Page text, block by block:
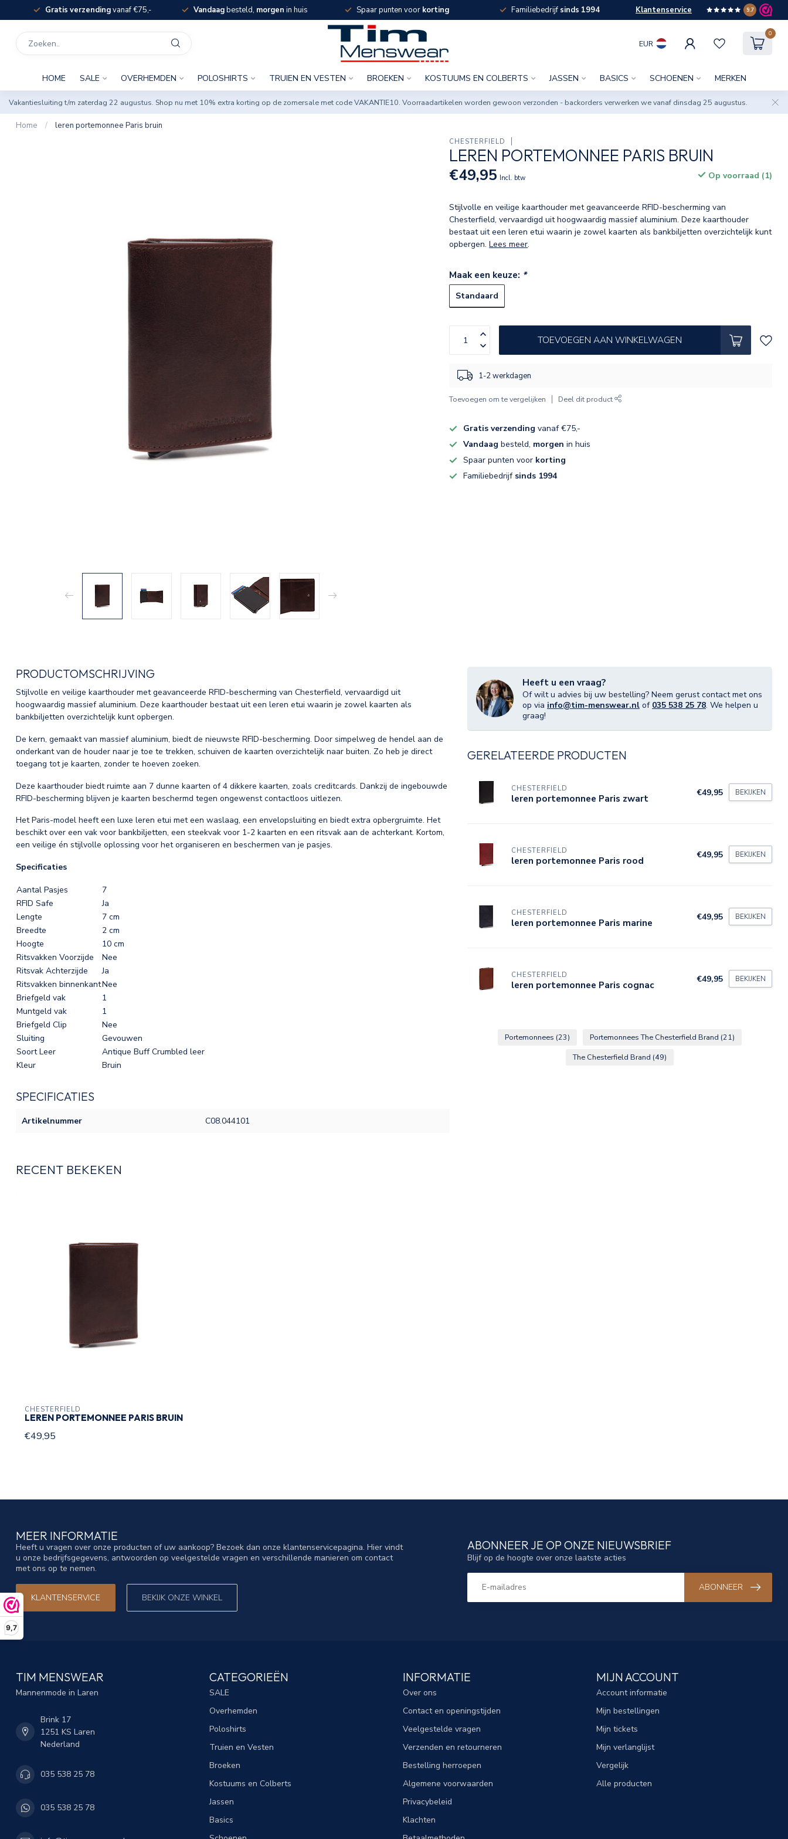
9,7
Gratis verzendingvanaf €75,- Vandaagbesteld, morgen in huis Spaar punten voor korting Familiebedrijf sinds 1994 Klantenservice 9.7
EUR
0
HOME SALE OVERHEMDEN POLOSHIRTS TRUIEN EN VESTEN BROEKEN KOSTUUMS EN COLBERTS JASSEN BASICS SCHOENEN MERKEN
Vakantiesluiting t/m zaterdag 22 augustus. Shop nu met 10% extra korting op de zomersale met code VAKANTIE10. Voorraadartikelen worden gewoon verzonden - backorders verwerken we vanaf dinsdag 25 augustus.
Home / leren portemonnee Paris bruin
CHESTERFIELD
LEREN PORTEMONNEE PARIS BRUIN
€49,95 Incl. btw Op voorraad (1)
Stijlvolle en veilige kaarthouder met geavanceerde RFID-bescherming van
Chesterfield, vervaardigd uit hoogwaardig massief aluminium. Deze kaarthouder
bestaat uit een leren etui waarin je zowel kaarten als bankbiljetten overzichtelijk kunt
opbergen.Lees meer.
Maak een keuze: *
Standaard
TOEVOEGEN AAN WINKELWAGEN
1-2 werkdagen
Toevoegen om te vergelijken Deel dit product
Gratis verzending vanaf €75,-
Vandaag besteld, morgen in huis
Spaar punten voor korting
Familiebedrijf sinds 1994
PRODUCTOMSCHRIJVING
Stijlvolle en veilige kaarthouder met geavanceerde RFID-bescherming van Chesterfield, vervaardigd uit
hoogwaardig massief aluminium. Deze kaarthouder bestaat uit een leren etui waarin je zowel kaarten als
bankbiljetten overzichtelijk kunt opbergen.
De kern, gemaakt van massief aluminium, biedt de nieuwste RFID-bescherming. Door simpelweg de hendel aan de
onderkant van de houder naar je toe te trekken, schuiven de kaarten overzichtelijk naar buiten. Zo heb je direct
toegang tot je kaarten, zonder te hoeven zoeken.
Deze kaarthouder biedt ruimte aan 7 dunne kaarten of 4 dikkere kaarten, zoals creditcards. Dankzij de ingebouwde
RFID-bescherming blijven je kaarten beschermd tegen ongewenst contactloos uitlezen.
Het Paris-model heeft een luxe leren etui met een waslaag, een envelopsluiting en biedt extra opbergruimte. Het
beschikt over een vak voor bankbiljetten, een steekvak voor 1-2 kaarten en een ritsvak aan de achterkant. Kortom,
een veilige én stijlvolle oplossing voor het organiseren en beschermen van je pasjes.
Specificaties
Aantal Pasjes
7
RFID Safe
Ja
Lengte
7 cm
Breedte
2 cm
Hoogte
10 cm
Ritsvakken Voorzijde
Nee
Ritsvak Achterzijde
Ja
Ritsvakken binnenkantNee
Briefgeld vak
1
Muntgeld vak
1
Briefgeld Clip
Nee
Sluiting
Gevouwen
Soort Leer
Antique Buff Crumbled leer
Kleur
Bruin
SPECIFICATIES
Artikelnummer C08.044101
Heeft u een vraag?
Of wilt u advies bij uw bestelling? Neem gerust contact met ons
op via info@tim-menswear.nl of 035 538 25 78. We helpen u
graag!
GERELATEERDE PRODUCTEN
CHESTERFIELD
leren portemonnee Paris zwart €49,95 BEKIJKEN
CHESTERFIELD
leren portemonnee Paris rood €49,95 BEKIJKEN
CHESTERFIELD
leren portemonnee Paris marine €49,95 BEKIJKEN
CHESTERFIELD
leren portemonnee Paris cognac €49,95 BEKIJKEN
Portemonnees (23) Portemonnees The Chesterfield Brand (21)
The Chesterfield Brand (49)
RECENT BEKEKEN
CHESTERFIELD
LEREN PORTEMONNEE PARIS BRUIN
€49,95
MEER INFORMATIE
Heeft u vragen over onze producten of uw aankoop? Bezoek dan onze klantenservicepagina. Hier vindt
u onze bedrijfsgegevens, antwoorden op veelgestelde vragen en verschillende manieren om contact
met ons op te nemen.
KLANTENSERVICE BEKIJK ONZE WINKEL
ABONNEER JE OP ONZE NIEUWSBRIEF
Blijf op de hoogte over onze laatste acties
ABONNEER
TIM MENSWEAR
Mannenmode in Laren
Brink 17
1251 KS Laren
Nederland
035 538 25 78
035 538 25 78
CATEGORIEËN
SALE
Overhemden
Poloshirts
Truien en Vesten
Broeken
Kostuums en Colberts
Jassen
Basics
INFORMATIE
Over ons
Contact en openingstijden
Veelgestelde vragen
Verzenden en retourneren
Bestelling herroepen
Algemene voorwaarden
Privacybeleid
Klachten
MIJN ACCOUNT
Account informatie
Mijn bestellingen
Mijn tickets
Mijn verlanglijst
Vergelijk
Alle producten